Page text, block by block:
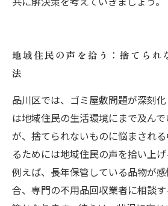
地域住民の声を拾う：捨てられ
法
品川区では、ゴミ屋敷問題が深刻
は地域住民の生活環境にまで及ん
が、捨てられないものに悩まされ
るためには地域住民の声を拾い上げ
例えば、長年保管している品物が
合、専門の不用品回収業者に相談